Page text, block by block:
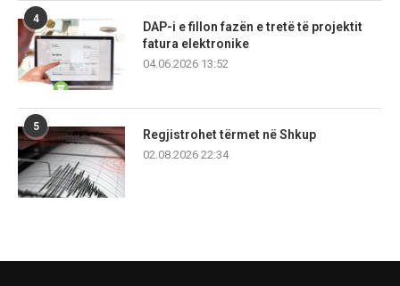
4
DAP-i e fillon fazën e tretë të projektit
fatura elektronike
04.06.2026 13:52
5
Regjistrohet tërmet në Shkup
02.08.2026 22:34